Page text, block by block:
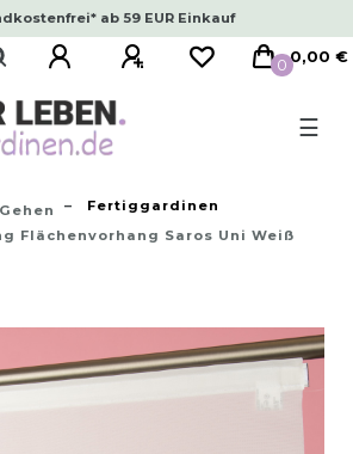
ab 59 EUR Einkauf
0 0,00 €
☰
Fertiggardinen
Flächenvorhang Saros Uni Weiß